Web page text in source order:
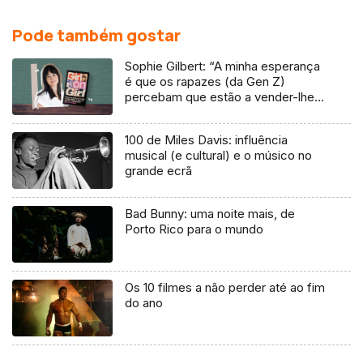
Pode também gostar
Sophie Gilbert: “A minha esperança
é que os rapazes (da Gen Z)
percebam que estão a vender-lhes
100 de Miles Davis: influência
musical (e cultural) e o músico no
grande ecrã
Bad Bunny: uma noite mais, de
Porto Rico para o mundo
Os 10 filmes a não perder até ao fim
do ano